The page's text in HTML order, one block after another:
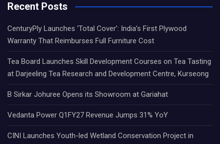
Recent Posts
CenturyPly Launches ‘Total Cover’: India’s First Plywood
Warranty That Reimburses Full Furniture Cost
Tea Board Launches Skill Development Courses on Tea Tasting
at Darjeeling Tea Research and Development Centre, Kurseong
B Sirkar Johuree Opens its Showroom at Gariahat
Vedanta Power Q1FY27 Revenue Jumps 31% YoY
CINI Launches Youth-led Wetland Conservation Project in